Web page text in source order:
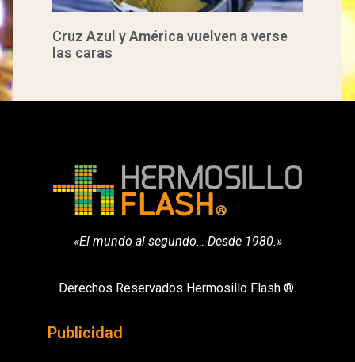
Cruz Azul y América vuelven a verse
las caras
«El mundo al segundo… Desde 1980.»
Derechos Reservados Hermosillo Flash ®.
Publicidad